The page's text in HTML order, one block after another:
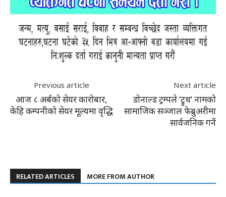
Previous article
आज ८ अर्बको सेयर कारोबार,
केहि कम्पनीको सेयर मूल्यमा वृद्धि
Next article
डोनाल्ड ट्रम्पले ‘ट्रुथ’ नामको
सामाजिक सञ्जाल फेब्रुअरीमा
सार्वजनिक गर्ने
RELATED ARTICLES MORE FROM AUTHOR